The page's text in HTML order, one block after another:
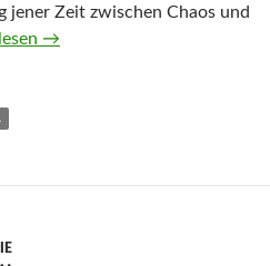
jener Zeit zwischen Chaos und
„Wir sind am Leben“
→